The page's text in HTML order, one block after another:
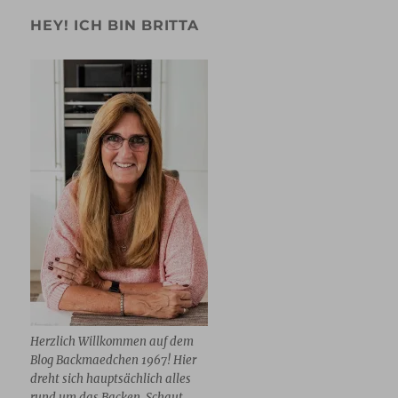
HEY! ICH BIN BRITTA
Herzlich Willkommen auf dem
Blog Backmaedchen 1967! Hier
dreht sich hauptsächlich alles